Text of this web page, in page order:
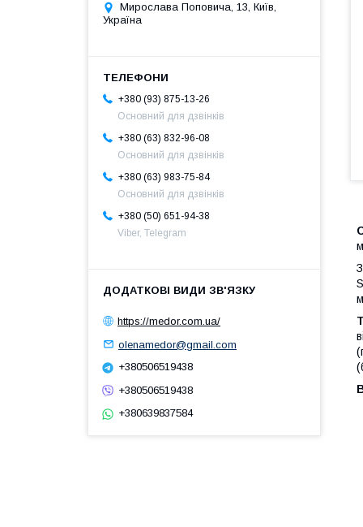
Мирослава Поповича, 13, Київ,
Україна
+380 (93) 875-13-26
Основний для дзвінків
+380 (63) 832-96-08
Основний для дзвінків
+380 (63) 983-75-84
Основний для дзвінків
+380 (50) 651-94-38
Viber, Telegram
https://medor.com.ua/
olenamedor@gmail.com
+380506519438
+380506519438
+380639837584